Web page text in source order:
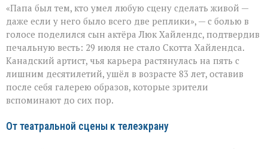
умел
делать
второстепенное
незабываемым»:
ушёл
Скотт
Хайлендс
«Папа был тем, кто умел любую сцену сделать живой —
даже если у него было всего две реплики», — с болью в
голосе поделился сын актёра Люк Хайлендс, подтвердив
печальную весть: 29 июля не стало Скотта Хайлендса.
Канадский артист, чья карьера растянулась на пять с
лишним десятилетий, ушёл в возрасте 83 лет, оставив
после себя галерею образов, которые зрители
вспоминают до сих пор.
От театральной сцены к телеэкрану